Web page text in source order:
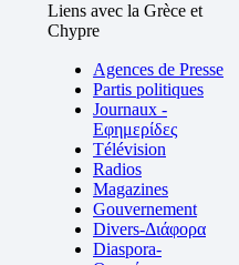
Liens avec la Grèce et
Chypre
Agences de Presse
Partis politiques
Journaux -
Εφημερίδες
Télévision
Radios
Magazines
Gouvernement
Divers-Διάφορα
Diaspora-